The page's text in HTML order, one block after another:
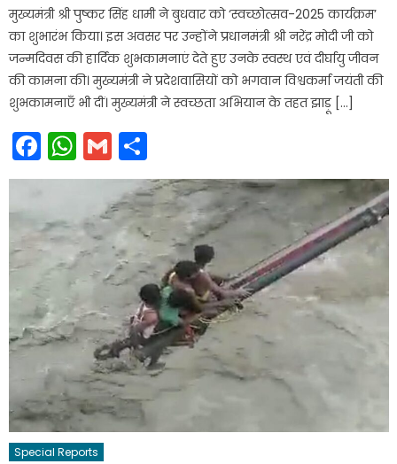
मुख्यमंत्री श्री पुष्कर सिंह धामी ने बुधवार को ‘स्वच्छोत्सव-2025 कार्यक्रम’
का शुभारंभ किया। इस अवसर पर उन्होंने प्रधानमंत्री श्री नरेंद्र मोदी जी को
जन्मदिवस की हार्दिक शुभकामनाएं देते हुए उनके स्वस्थ एवं दीर्घायु जीवन
की कामना की। मुख्यमंत्री ने प्रदेशवासियों को भगवान विश्वकर्मा जयंती की
शुभकामनाएँ भी दीं। मुख्यमंत्री ने स्वच्छता अभियान के तहत झाड़ू […]
Facebook
WhatsApp
Gmail
Special Reports